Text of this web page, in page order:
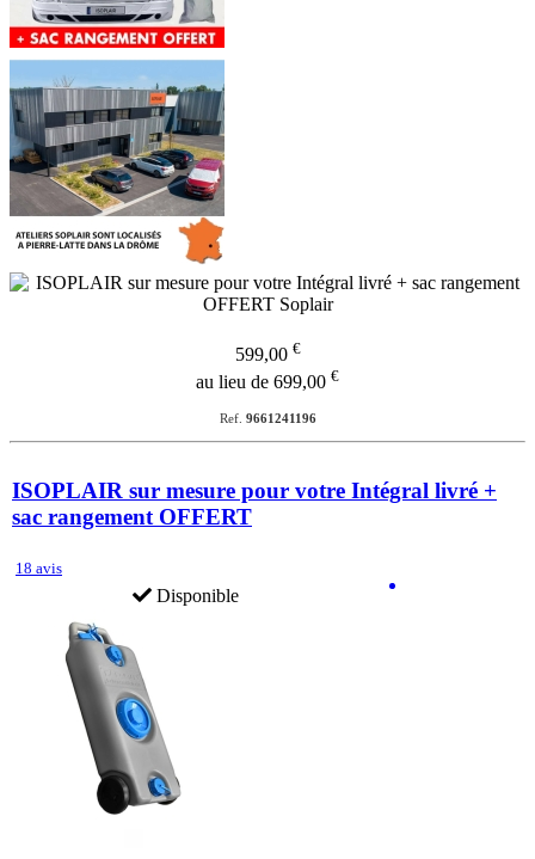
599,00 €
au lieu de 699,00 €
Ref. 9661241196
ISOPLAIR sur mesure pour votre Intégral livré +
sac rangement OFFERT
18 avis
Disponible